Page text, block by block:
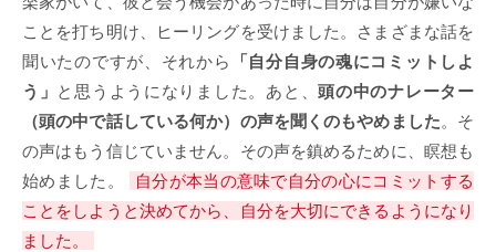
ことを打ち明け、ヒーリングを受けました。さまざまな話を
聞いたのですが、それから
「自分自身の魂にコミットしよ
う」 と思うようになりました。あと、頭の中のナレーター
（頭の中で話している何か）の声を聞くのもやめました。そ
の声はもう信じていません。その声を鎮めるために、瞑想も
始めました。
自分が本当の意味で自分の心にコミットする
ことをしようと決めてから、自分を大切にできるようになり
ました。